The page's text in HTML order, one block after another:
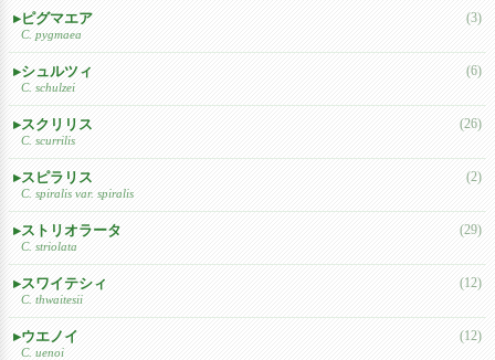
ピグマエア
C. pygmaea
(3)
シュルツィ
C. schulzei
(6)
スクリリス
C. scurrilis
(26)
スピラリス
C. spiralis var. spiralis
(2)
ストリオラータ
C. striolata
(29)
スワイテシィ
C. thwaitesii
(12)
ウエノイ
C. uenoi
(12)